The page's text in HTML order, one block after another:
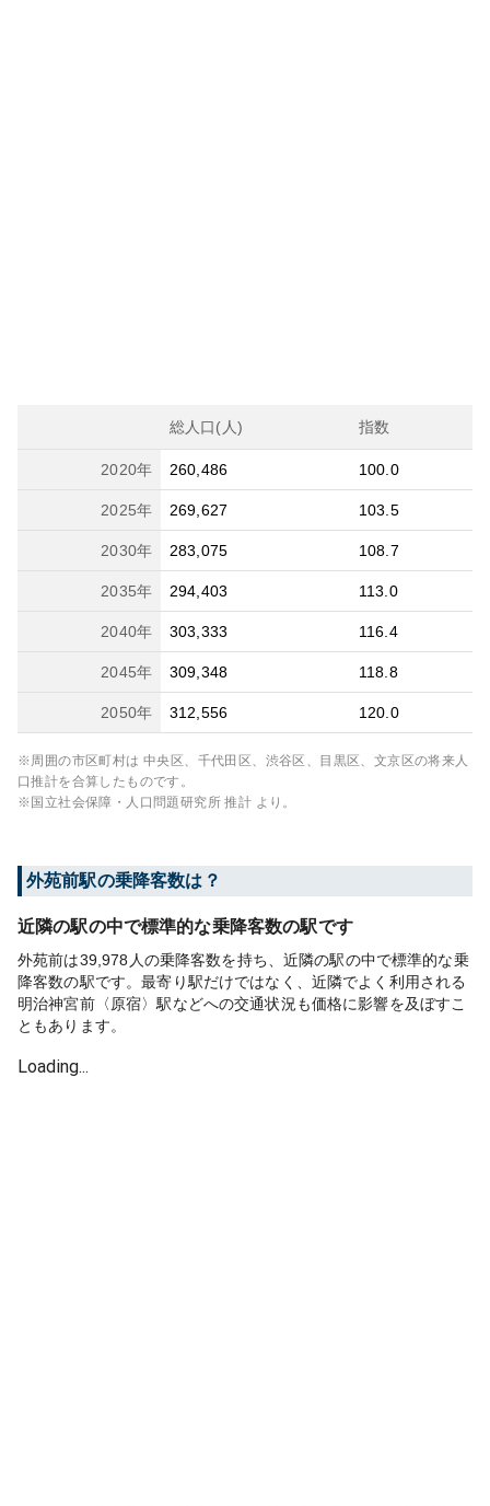
総人口(人) 指数
2020年 260,486 100.0
2025年 269,627 103.5
2030年 283,075 108.7
2035年 294,403 113.0
2040年 303,333 116.4
2045年 309,348 118.8
2050年 312,556 120.0
※周囲の市区町村は 中央区、千代田区、渋谷区、目黒区、文京区の将来人
口推計を合算したものです。
※国立社会保障・人口問題研究所 推計 より。
外苑前駅の乗降客数は？
近隣の駅の中で標準的な乗降客数の駅です
外苑前は39,978人の乗降客数を持ち、近隣の駅の中で標準的な乗
降客数の駅です。最寄り駅だけではなく、近隣でよく利用される
明治神宮前〈原宿〉駅などへの交通状況も価格に影響を及ぼすこ
ともあります。
Loading...